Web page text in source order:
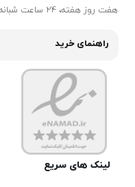
هفت روز هفته، ۲۴ ساعت شبانه‌روز پاسخگوی شما هستیم.
راهنمای خرید
لینک های سریع